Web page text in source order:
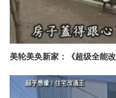
美轮美奂新家：《超级全能